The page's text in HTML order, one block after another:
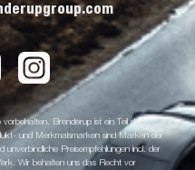
Brenderup ist ein Teil der
und Merkmalsmarken sind Marken der
unverbindliche Preisempfehlungen incl. der
Wir behalten uns das Recht vor